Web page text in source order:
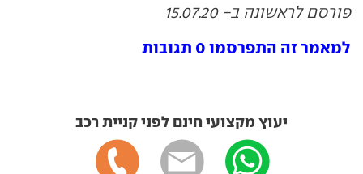
פורסם לראשונה ב- 15.07.20
למאמר זה התפרסמו 0 תגובות
יעוץ מקצועי חינם לפני קניית רכב